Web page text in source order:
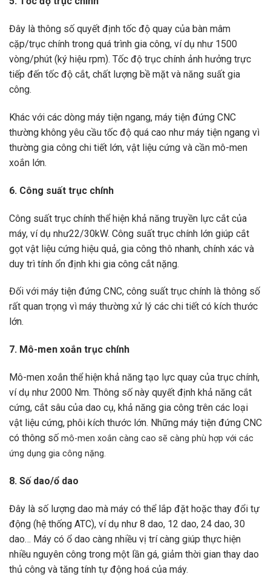
Đây là thông số quyết định tốc độ quay của bàn mâm
cặp/trục chính trong quá trình gia công, ví dụ như 1500
vòng/phút (ký hiệu rpm). Tốc độ trục chính ảnh hưởng trực
tiếp đến tốc độ cắt, chất lượng bề mặt và năng suất gia
công.
Khác với các dòng máy tiện ngang, máy tiện đứng CNC
thường không yêu cầu tốc độ quá cao như máy tiện ngang vì
thường gia công chi tiết lớn, vật liệu cứng và cần mô-men
xoắn lớn.
6. Công suất trục chính
Công suất trục chính thể hiện khả năng truyền lực cắt của
máy, ví dụ như22/30kW. Công suất trục chính lớn giúp cắt
gọt vật liệu cứng hiệu quả, gia công thô nhanh, chính xác và
duy trì tính ổn định khi gia công cắt nặng.
Đối với máy tiện đứng CNC, công suất trục chính là thông số
rất quan trọng vì máy thường xử lý các chi tiết có kích thước
lớn.
7. Mô-men xoắn trục chính
Mô-men xoắn thể hiện khả năng tạo lực quay của trục chính,
ví dụ như 2000 Nm. Thông số này quyết định khả năng cắt
cứng, cắt sâu của dao cụ, khả năng gia công trên các loại
vật liệu cứng, phôi kích thước lớn. Những máy tiện đứng CNC
có thông số mô-men xoắn càng cao sẽ càng phù hợp với các
ứng dụng gia công nặng.
8. Số dao/ổ dao
Đây là số lượng dao mà máy có thể lắp đặt hoặc thay đổi tự
động (hệ thống ATC), ví dụ như 8 dao, 12 dao, 24 dao, 30
dao… Máy có ổ dao càng nhiều vị trí càng giúp thực hiện
nhiều nguyên công trong một lần gá, giảm thời gian thay dao
thủ công và tăng tính tự động hoá của máy.